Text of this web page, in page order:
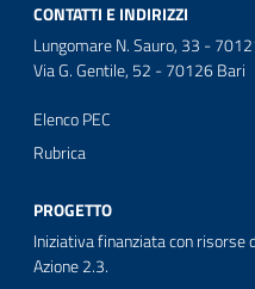
CONTATTI E INDIRIZZI
Lungomare N. Sauro, 33 -
Via G. Gentile, 52 - 70126 Bari
Elenco PEC
Rubrica
PROGETTO
Iniziativa finanziata con risorse
Azione 2.3.